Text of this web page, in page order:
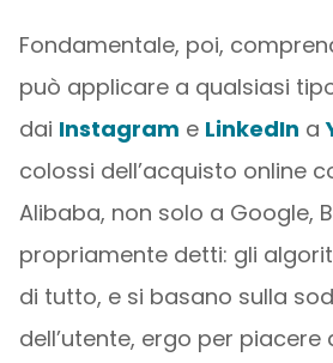
Fondamentale, poi,
può applicare a qualsiasi
dai Instagram e LinkedIn a
colossi dell’acquisto online
Alibaba, non solo a Google,
propriamente detti: gli
di tutto, e si basano sulla
dell’utente, ergo per piacere